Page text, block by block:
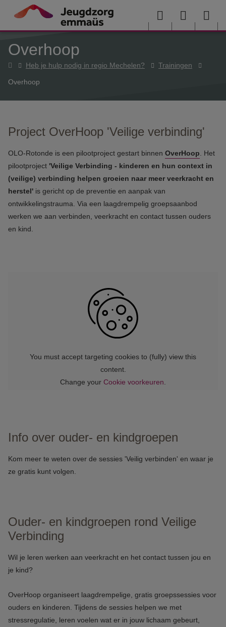
Overslaan en naar de inhoud gaan
Menu User
Overhoop
HomeHeb je hulp nodig in regio Mechelen? Trainingen
Overhoop
Project OverHoop 'Veilige verbinding'
OLO-Rotonde is een pilootproject gestart binnen OverHoop . Het
pilootproject 'Veilige Verbinding - kinderen en hun context in
(veilige) verbinding helpen groeien naar meer veerkracht en
herstel' is gericht op de preventie en aanpak van
ontwikkelingstrauma. Via een laagdrempelig groepsaanbod
werken we aan verbinden, veerkracht en contact tussen ouders
en kind.
Info over ouder- en kindgroepen
Kom meer te weten over de sessies 'Veilig verbinden' en waar je
ze gratis kunt volgen.
Ouder- en kindgroepen rond Veilige
Verbinding
Wil je leren werken aan veerkracht en het contact tussen jou en
je kind?
OverHoop organiseert laagdrempelige, gratis groepssessies voor
ouders en kinderen. Tijdens de sessies helpen we met
stressregulatie, leren voelen wat er in jouw lichaam gebeurt,